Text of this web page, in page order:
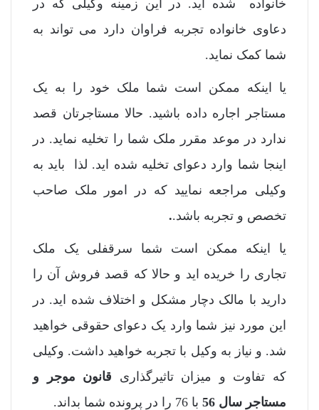
خانواده شده اید. در این زمینه وکیلی که در
دعاوی خانواده تجربه فراوان دارد می تواند به
شما کمک نماید.
یا اینکه ممکن است شما ملک خود را به یک
مستاجر اجاره داده باشید. حالا مستاجرتان قصد
ندارد در موعد مقرر ملک شما را تخلیه نماید. در
اینجا شما وارد دعوای تخلیه شده اید. لذا باید به
وکیلی مراجعه نمایید که در امور ملک صاحب
تخصص و تجربه باشد..
یا اینکه ممکن است شما سرقفلی یک ملک
تجاری را خریده اید و حالا که قصد فروش آن را
دارید با مالک دچار مشکل و اختلاف شده اید. در
این مورد نیز شما وارد یک دعوای حقوقی خواهید
شد. و نیاز به وکیل با تجربه خواهید داشت. وکیلی
که تفاوت و میزان تاثیرگذاری قانون موجر و
مستاجر سال 56
با 76 را در پرونده شما بداند.